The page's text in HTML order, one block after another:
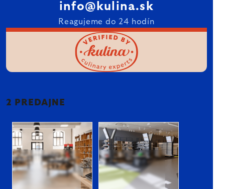
info@kulina.sk
Reagujeme do 24 hodín
2 PREDAJNE